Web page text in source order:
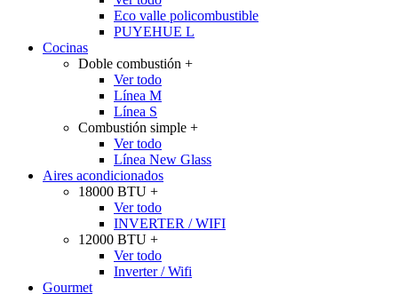
Eco valle policombustible
PUYEHUE L
Cocinas
Doble combustión +
Ver todo
Línea M
Línea S
Combustión simple +
Ver todo
Línea New Glass
Aires acondicionados
18000 BTU +
Ver todo
INVERTER / WIFI
12000 BTU +
Ver todo
Inverter / Wifi
Gourmet